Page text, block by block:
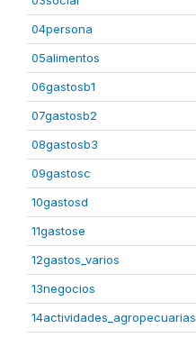
04persona
05alimentos
06gastosb1
07gastosb2
08gastosb3
09gastosc
10gastosd
11gastose
12gastos_varios
13negocios
14actividades_agropecuarias